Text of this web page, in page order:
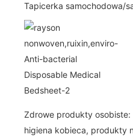
Tapicerka samochodowa/
Zdrowe produkty
higiena kobieca, produkty